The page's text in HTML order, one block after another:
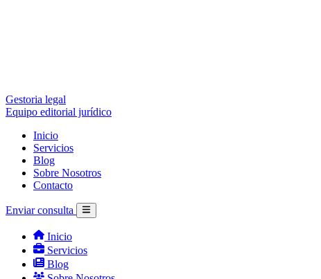
Gestoria legal
Equipo editorial jurídico
Inicio
Servicios
Blog
Sobre Nosotros
Contacto
Enviar consulta
Inicio
Servicios
Blog